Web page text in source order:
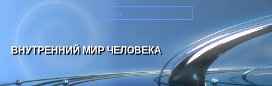
ВНУТРЕННИЙ МИР ЧЕЛОВЕКА